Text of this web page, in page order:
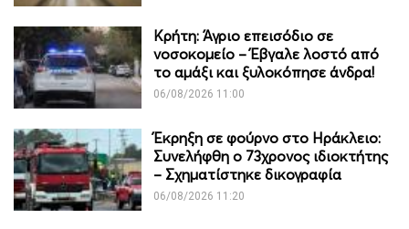
Κρήτη: Άγριο επεισόδιο σε
νοσοκομείο – Έβγαλε λοστό από
το αμάξι και ξυλοκόπησε άνδρα!
06/08/2026 11:00
Έκρηξη σε φούρνο στο Ηράκλειο:
Συνελήφθη ο 73χρονος ιδιοκτήτης
– Σχηματίστηκε δικογραφία
06/08/2026 11:20